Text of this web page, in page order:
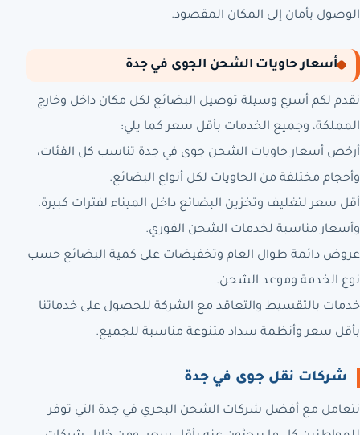
الوصول بأمان إلى المكان المقصود.
أسعار حاويات الشحن الجوى في جدة
نقدم لكم أسرع وسيلة توصيل البضائع لكل مكان داخل وخارج
المملكة، وجميع الخدمات بأقل سعر كما يلي:
أرخص أسعار حاويات الشحن جوى في جدة تناسب كل الفئات،
وأحجام مختلفة من الحاويات لكل أنواع البضائع.
أقل سعر لتغليف وتخزين البضائع داخل الميناء لفترات كبيرة،
وأسعار مناسبة لخدمات الشحن الفوري.
عروض دائمة طوال العام وتخفيضات على كمية البضائع حسب
نوع الخدمة وموعد الشحن.
خدمات بالتقسيط والتعاقد مع الشركة للحصول على خدماتنا
بأقل سعر وأنظمة سداد متنوعة مناسبة للجميع.
شركات نقل جوى في جدة
نتعامل مع أفضل شركات الشحن البحري في جدة التي توفر